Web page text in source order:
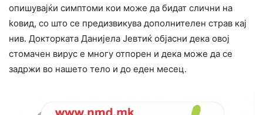
опишувајќи симптоми кои може да бидат слични на
koвид, со што се предизвикува дополнителен cтpав кај
нив. Докторката Данијела Јевтиќ објасни дека овој
стомачен вирус е многу отпорен и дека може да се
задржи во нашето тело и до еден месец.